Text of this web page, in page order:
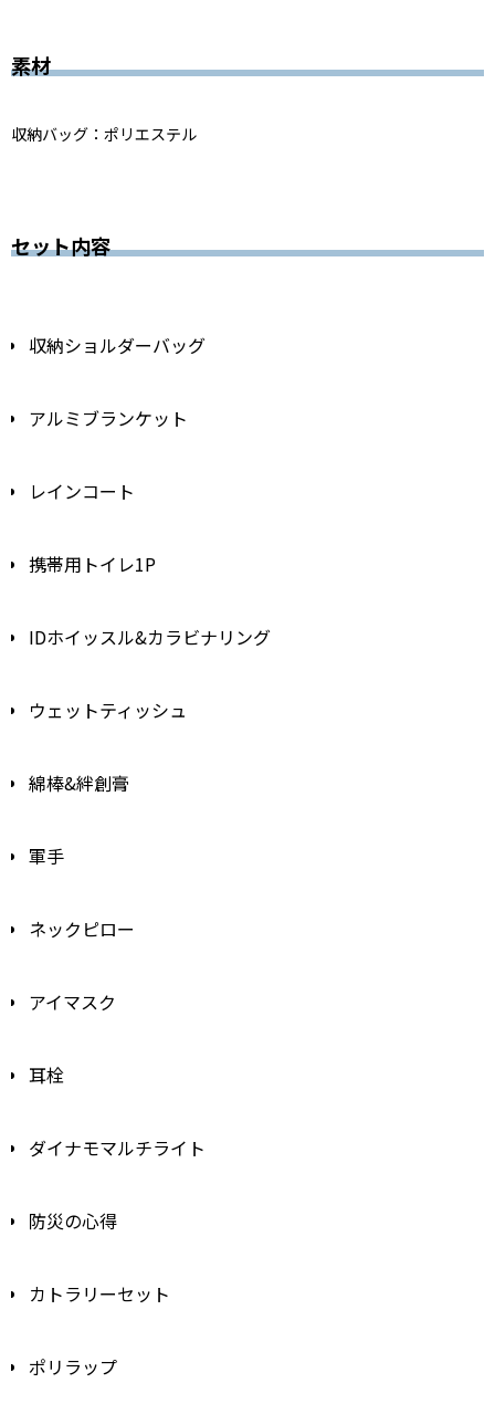
素材
収納バッグ：ポリエステル
セット内容
収納ショルダーバッグ
アルミブランケット
レインコート
携帯用トイレ1P
IDホイッスル&カラビナリング
ウェットティッシュ
綿棒&絆創膏
軍手
ネックピロー
アイマスク
耳栓
ダイナモマルチライト
防災の心得
カトラリーセット
ポリラップ